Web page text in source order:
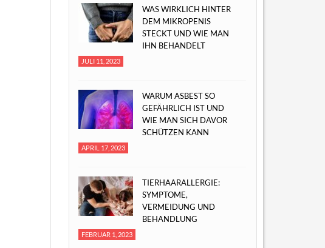
WAS WIRKLICH HINTER
DEM MIKROPENIS
STECKT UND WIE MAN
IHN BEHANDELT
JULI 11, 2023
WARUM ASBEST SO
GEFÄHRLICH IST UND
WIE MAN SICH DAVOR
SCHÜTZEN KANN
APRIL 17, 2023
TIERHAARALLERGIE:
SYMPTOME,
VERMEIDUNG UND
BEHANDLUNG
FEBRUAR 1, 2023